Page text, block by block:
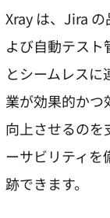
Xray は、Jira
よび自動テス
とシームレス
業が効果的かつ
向上させるのを
ーサビリティを
跡できます。